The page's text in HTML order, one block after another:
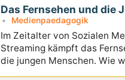
Das Fernsehen und die
Medienpaedagogik
Im Zeitalter von Sozialen
Streaming kämpft das
die jungen Menschen. Wie